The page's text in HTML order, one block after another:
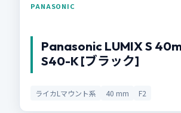
PANASONIC
Panasonic LUMIX S
S40-K [ブラック]
ライカLマウント系 40 mm F2